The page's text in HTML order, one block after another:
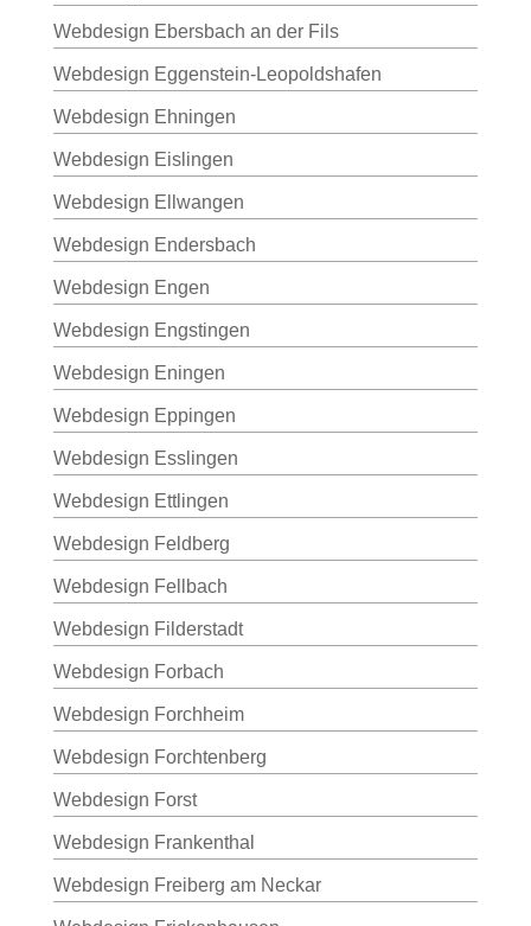
Webdesign Ebersbach an der Fils
Webdesign Eggenstein-Leopoldshafen
Webdesign Ehningen
Webdesign Eislingen
Webdesign Ellwangen
Webdesign Endersbach
Webdesign Engen
Webdesign Engstingen
Webdesign Eningen
Webdesign Eppingen
Webdesign Esslingen
Webdesign Ettlingen
Webdesign Feldberg
Webdesign Fellbach
Webdesign Filderstadt
Webdesign Forbach
Webdesign Forchheim
Webdesign Forchtenberg
Webdesign Forst
Webdesign Frankenthal
Webdesign Freiberg am Neckar